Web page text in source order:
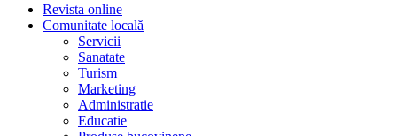
Revista online
Comunitate locală
Servicii
Sanatate
Turism
Marketing
Administratie
Educatie